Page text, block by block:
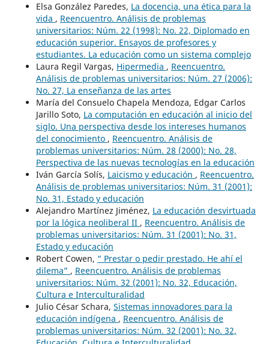
Elsa González Paredes, La docencia, una ética para la
vida , Reencuentro. Análisis de problemas
universitarios: Núm. 22 (1998): No. 22, Diplomado en
educación superior. Ensayos de profesores y
estudiantes. La educación como un sistema complejo
Laura Regil Vargas, Hipermedia , Reencuentro.
Análisis de problemas universitarios: Núm. 27 (2006):
No. 27, La enseñanza de las artes
María del Consuelo Chapela Mendoza, Edgar Carlos
Jarillo Soto, La computación en educación al inicio del
siglo. Una perspectiva desde los intereses humanos
del conocimiento , Reencuentro. Análisis de
problemas universitarios: Núm. 28 (2000): No. 28,
Perspectiva de las nuevas tecnologías en la educación
Iván García Solís, Laicismo y educación , Reencuentro.
Análisis de problemas universitarios: Núm. 31 (2001):
No. 31, Estado y educación
Alejandro Martínez Jiménez, La educación desvirtuada
por la lógica neoliberal II , Reencuentro. Análisis de
problemas universitarios: Núm. 31 (2001): No. 31,
Estado y educación
Robert Cowen, “ Prestar o pedir prestado. He ahí el
dilema” , Reencuentro. Análisis de problemas
universitarios: Núm. 32 (2001): No. 32, Educación,
Cultura e Interculturalidad
Julio César Schara, Sistemas innovadores para la
educación indígena , Reencuentro. Análisis de
problemas universitarios: Núm. 32 (2001): No. 32,